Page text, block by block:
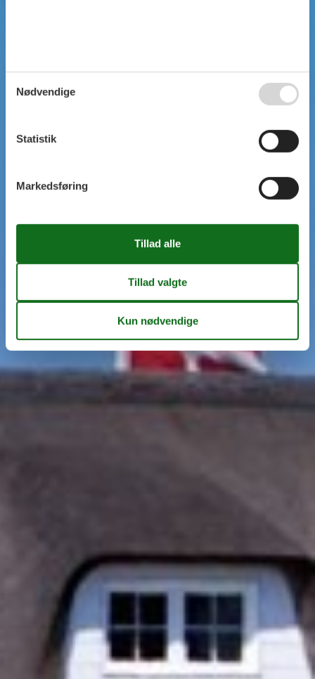
Nødvendige
Statistik
Markedsføring